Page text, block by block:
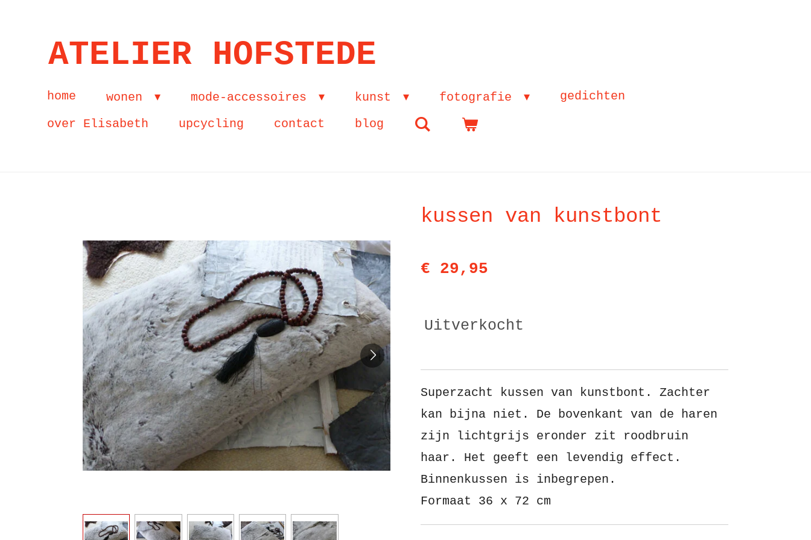
hoofdinhoud
ATELIER HOFSTEDE
home wonen mode-accessoires kunst fotografie
gedichten
over Elisabeth
upcycling contact blog
kussen van kunstbont
€ 29,95
Uitverkocht
Superzacht kussen van kunstbont. Zachter
kan bijna niet. De bovenkant van de haren
zijn lichtgrijs eronder zit roodbruin
haar. Het geeft een levendig effect.
Binnenkussen is inbegrepen.
Formaat 36 x 72 cm